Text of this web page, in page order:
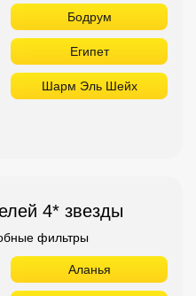
Бодрум
Египет
Шарм Эль Шейх
4* звезды
фильтры
Аланья